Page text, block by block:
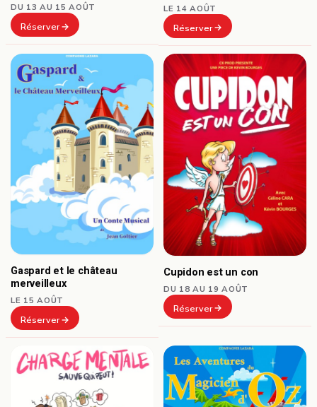
DU 13 AU 15 AOÛT
Réserver
LE 14 AOÛT
Réserver
Gaspard et le château
merveilleux
LE 15 AOÛT
Réserver
Cupidon est un con
DU 18 AU 19 AOÛT
Réserver